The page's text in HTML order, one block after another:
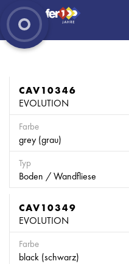
CAV10346
EVOLUTION
Farbe
grey (grau)
Typ
Boden / Wandfliese
CAV10349
EVOLUTION
Farbe
black (schwarz)